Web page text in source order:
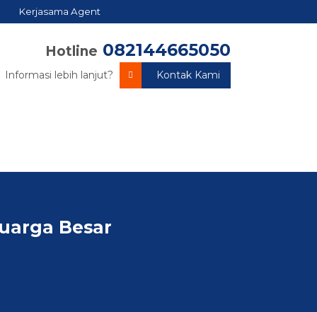
Kerjasama Agent
Hotline 082144665050
Informasi lebih lanjut? Kontak Kami
Besar